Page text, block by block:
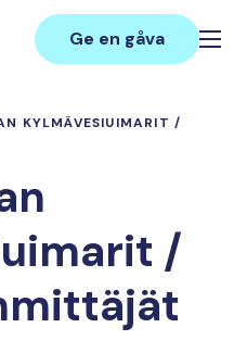
Ge en gåva
KYLMÄVESIUIMARIT /
/